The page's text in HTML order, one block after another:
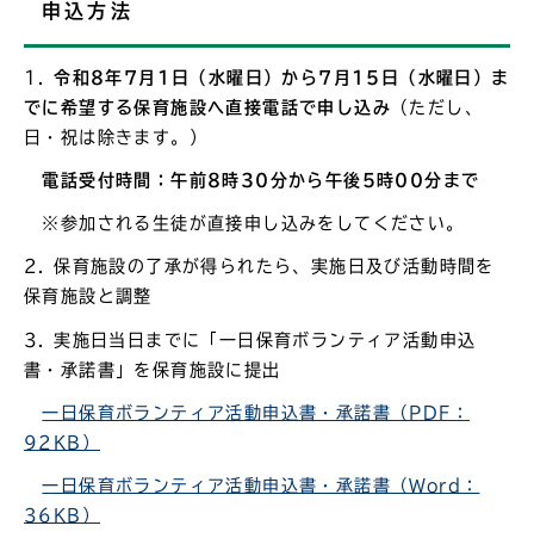
申込方法
1.令和8年7月1日（水曜日）から7月15日（水曜日）ま
でに希望する保育施設へ直接電話で申し込み （ただし、
日・祝は除きます。）
電話受付時間：午前8時30分から午後5時00分まで
※参加される生徒が直接申し込みをしてください。
2. 保育施設の了承が得られたら、実施日及び活動時間を
保育施設と調整
3. 実施日当日までに「一日保育ボランティア活動申込
書・承諾書」を保育施設に提出
一日保育ボランティア活動申込書・承諾書（PDF：
92KB）
一日保育ボランティア活動申込書・承諾書（Word：
36KB）